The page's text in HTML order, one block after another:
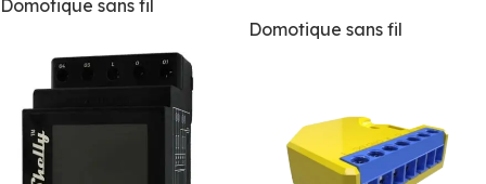
Domotique sans fil
Domotique sans fil